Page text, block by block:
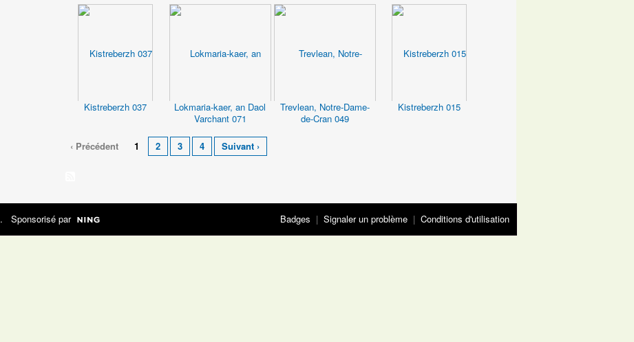
Kistreberzh 037
Lokmaria-kaer, an Daol
Varchant 071
Trevlean, Notre-Dame-
de-Cran 049
Kistreberzh 015
‹ Précédent 1 2 3 4 Suivant ›
. Sponsorisé par Badges | Signaler un problème | Conditions d'utilisation